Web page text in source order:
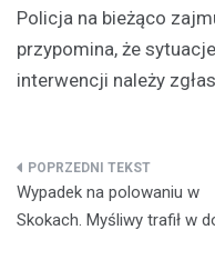
Policja na bieżąco
przypomina, że
interwencji należy
Nawigacja
wpisu
Wypadek na polowaniu w
Skokach. Myśliwy trafił w